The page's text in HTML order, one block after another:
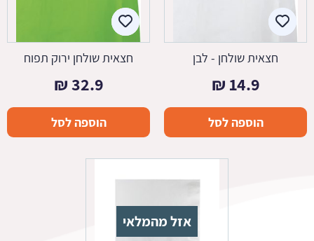
חצאית שולחן - לבן
14.9
₪
הוספה לסל
חצאית שולחן ירוק תפוח
32.9
₪
הוספה לסל
אזל מהמלאי